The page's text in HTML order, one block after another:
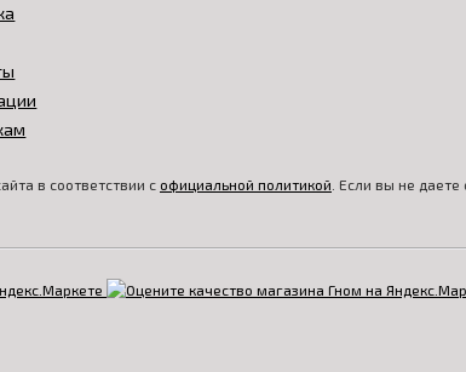
в соответствии с официальной политикой . Если вы не